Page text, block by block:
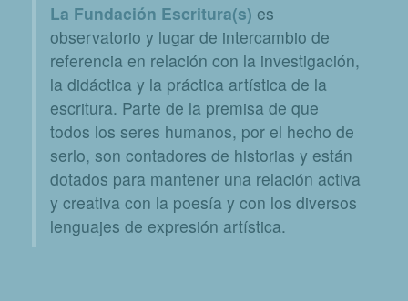
La Fundación Escritura(s) es
observatorio y lugar de intercambio de
referencia en relación con la investigación,
la didáctica y la práctica artística de la
escritura. Parte de la premisa de que
todos los seres humanos, por el hecho de
serlo, son contadores de historias y están
dotados para mantener una relación activa
y creativa con la poesía y con los diversos
lenguajes de expresión artística.